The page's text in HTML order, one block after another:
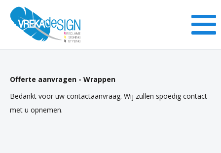
Offerte aanvragen - Wrappen
Bedankt voor uw contactaanvraag. Wij zullen spoedig contact
met u opnemen.